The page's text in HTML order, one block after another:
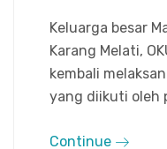
Keluarga besar
Karang Melati,
kembali
yang diikuti oleh
Continue